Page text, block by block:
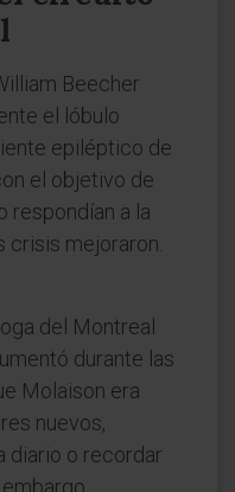
Beecher
el lóbulo
epiléptico de
el objetivo de
respondían a la
crisis mejoraron.
del Montreal
durante las
Molaison era
nuevos,
diario o recordar